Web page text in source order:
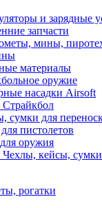
и зарядные
запчасти
мины,
материалы
оружие
насадки Airsoft
Страйкбол
сумки для
пистолетов
оружия
Чехлы, кейсы,
рогатки